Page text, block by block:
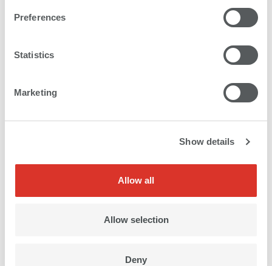
Preferences
Statistics
Marketing
Show details
Allow all
Allow selection
Deny
todo lo relacionado con las tintas.
Por cierto, la resistencia a la intemperie de nuestras
tintas es muy alta. Sus obras dejarán una impresión
pedidos. Muy alta, de hecho.